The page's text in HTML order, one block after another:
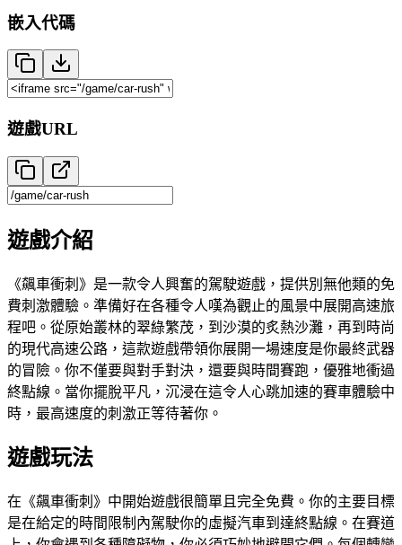
嵌入代碼
遊戲URL
遊戲介紹
《飆車衝刺》是一款令人興奮的駕駛遊戲，提供別無他類的免
費刺激體驗。準備好在各種令人嘆為觀止的風景中展開高速旅
程吧。從原始叢林的翠綠繁茂，到沙漠的炙熱沙灘，再到時尚
的現代高速公路，這款遊戲帶領你展開一場速度是你最終武器
的冒險。你不僅要與對手對決，還要與時間賽跑，優雅地衝過
終點線。當你擺脫平凡，沉浸在這令人心跳加速的賽車體驗中
時，最高速度的刺激正等待著你。
遊戲玩法
在《飆車衝刺》中開始遊戲很簡單且完全免費。你的主要目標
是在給定的時間限制內駕駛你的虛擬汽車到達終點線。在賽道